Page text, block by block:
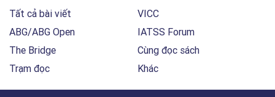
Tất cả bài viết
VICC
ABG/ABG Open
IATSS Forum
The Bridge
Cùng đọc sách
Trạm đọc
Khác